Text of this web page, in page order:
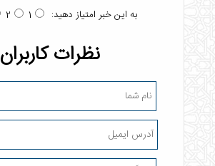
به این خبر امتیاز دهید: 1
2
نظرات کاربران